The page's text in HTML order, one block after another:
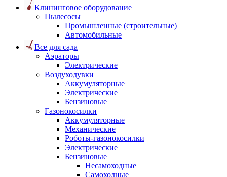
Клининговое оборудование
Пылесосы
Промышленные (строительные)
Автомобильные
Все для сада
Аэраторы
Электрические
Воздуходувки
Аккумуляторные
Электрические
Бензиновые
Газонокосилки
Аккумуляторные
Механические
Роботы-газонокосилки
Электрические
Бензиновые
Несамоходные
Самоходные